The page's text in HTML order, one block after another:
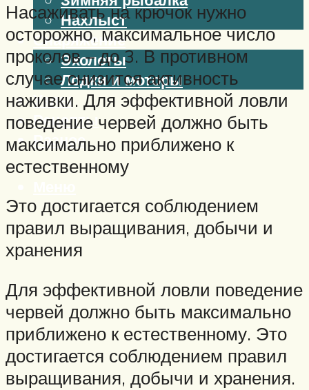
Нахлыст
Снаряжение
Эхолоты
Лодки и моторы
Узлы
Рецепты
Разное
Насаживать на крючок нужно
осторожно, максимальное число
проколов – до 3. В противном
случае снизится активность
наживки. Для эффективной ловли
поведение червей должно быть
максимально приближено к
естественному
Это достигается соблюдением
правил выращивания, добычи и
хранения
Для эффективной ловли поведение
червей должно быть максимально
приближено к естественному. Это
достигается соблюдением правил
выращивания, добычи и хранения.